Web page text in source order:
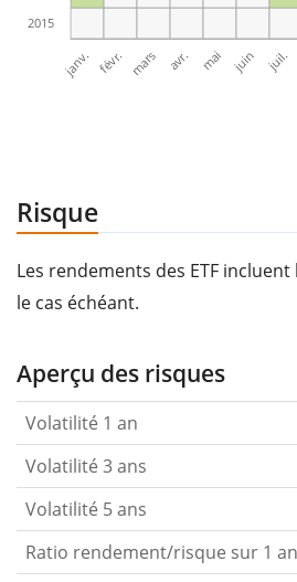
janv. févr. mars avr. mai juin juil.
2015
Risque
Les rendements des ETF
le cas échéant.
Aperçu des risques
Volatilité 1 an
Volatilité 3 ans
Volatilité 5 ans
Ratio rendement/risque sur 1 an